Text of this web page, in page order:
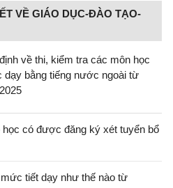
VỀ GIÁO DỤC-ĐÀO TẠO-
về thi, kiểm tra các môn học
dạy bằng tiếng nước ngoài từ
có được đăng ký xét tuyển bổ
tiết dạy như thế nào từ